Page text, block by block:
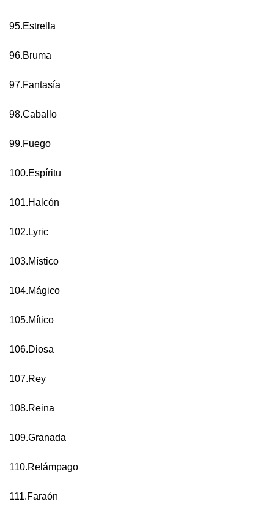
95.Estrella
96.Bruma
97.Fantasía
98.Caballo
99.Fuego
100.Espíritu
101.Halcón
102.Lyric
103.Místico
104.Mágico
105.Mítico
106.Diosa
107.Rey
108.Reina
109.Granada
110.Relámpago
111.Faraón